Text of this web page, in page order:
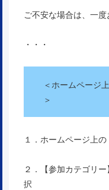
ご不安な場合は、一度
・・・
＜ホームページ
＞
１．ホームページ上
２．【参加カテゴリ
択